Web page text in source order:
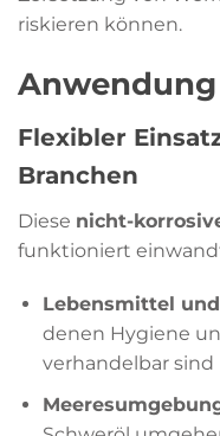
riskieren können.
Flexibler
Branchen
Diese nicht-
funktioniert
Lebensmittel
denen Hygiene
verhandelbar sind